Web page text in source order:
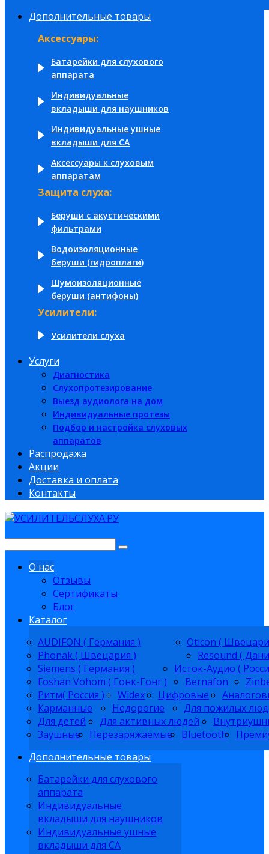
Дополнительные товары
Аксессуары:
Батарейки для слухового
аппарата
Индивидуальные
вкладыши для наушников
Индивидуальные ушные
вкладыши для СА
Аксессуары к слуховым
аппаратам
Защита слуха:
Беруши с акустическими
фильтрами
Водоизоляционные
беруши (гидроплаги)
Шумоизоляционные
беруши (антифоны)
Усилители:
Усилители слуха
Услуги
Диагностика
Слухопротезирование
Выезд аудиолога на дом
Индивидуальные протезы
Подбор и настройка слуховых
аппаратов
Распродажа
Акции
Доставка и оплата
Контакты
О нас
Отзывы
Сертификаты
Блог
Каталог
AUDIFON ( Германия )
Oticon (
Phonak ( Швецария )
Resound (
Siemens ( Германия )
Исток-Аудио (
Foshan Vohom ( Гонк-Гонг )
Bernafon
Ритм( Россия )
Widex Цифровые
Карманные
Недорогие
Для пожилых
Для детей
Для активных людей
Заушные
Перезаряжаемые Bluetooth
Дополнительные товары
Батарейки для слухового
аппарата
Индивидуальные
вкладыши для наушников
Индивидуальные ушные
вкладыши для СА